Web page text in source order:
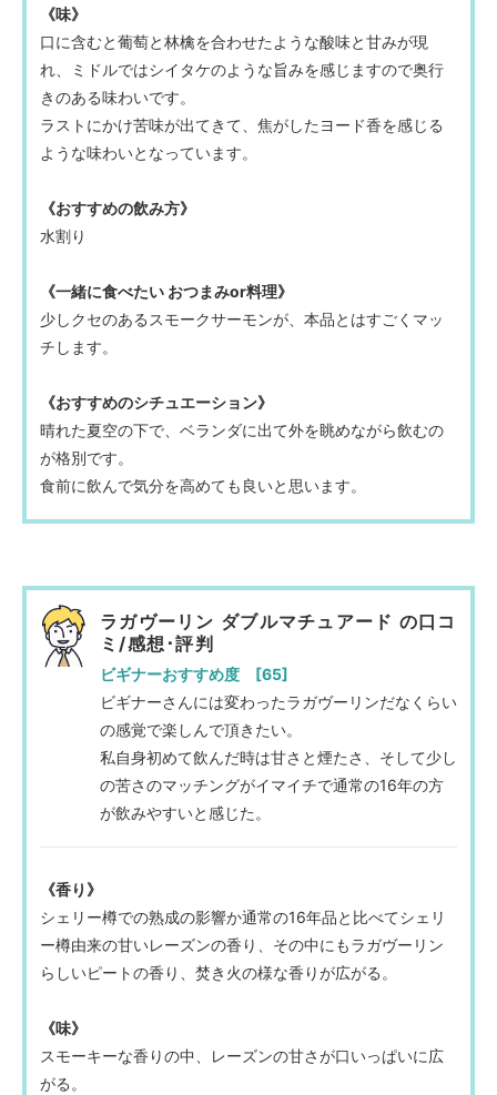
《味》
口に含むと葡萄と林檎を合わせたような酸味と甘みが現
れ、ミドルではシイタケのような旨みを感じますので奥行
きのある味わいです。
ラストにかけ苦味が出てきて、焦がしたヨード香を感じる
ような味わいとなっています。
《おすすめの飲み方》
水割り
《一緒に食べたい おつまみor料理》
少しクセのあるスモークサーモンが、本品とはすごくマッ
チします。
《おすすめのシチュエーション》
晴れた夏空の下で、ベランダに出て外を眺めながら飲むの
が格別です。
食前に飲んで気分を高めても良いと思います。
ラガヴーリン ダブルマチュアード の口コ
ミ/感想･評判
ビギナーおすすめ度 [65]
ビギナーさんには変わったラガヴーリンだなくらい
の感覚で楽しんで頂きたい。
私自身初めて飲んだ時は甘さと煙たさ、そして少し
の苦さのマッチングがイマイチで通常の16年の方
が飲みやすいと感じた。
《香り》
シェリー樽での熟成の影響か通常の16年品と比べてシェリ
ー樽由来の甘いレーズンの香り、その中にもラガヴーリン
らしいピートの香り、焚き火の様な香りが広がる。
《味》
スモーキーな香りの中、レーズンの甘さが口いっぱいに広
がる。